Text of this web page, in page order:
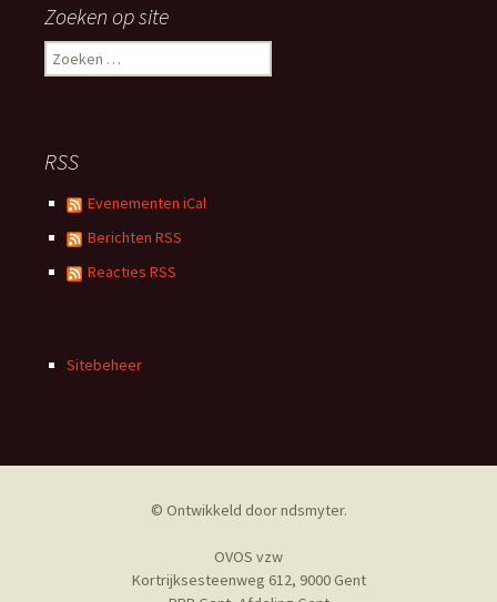
Zoeken op site
Zoeken
naar:
RSS
Evenementen iCal
Berichten RSS
Reacties RSS
Sitebeheer
© Ontwikkeld doorndsmyter.
OVOS vzw
Kortrijksesteenweg 612, 9000 Gent